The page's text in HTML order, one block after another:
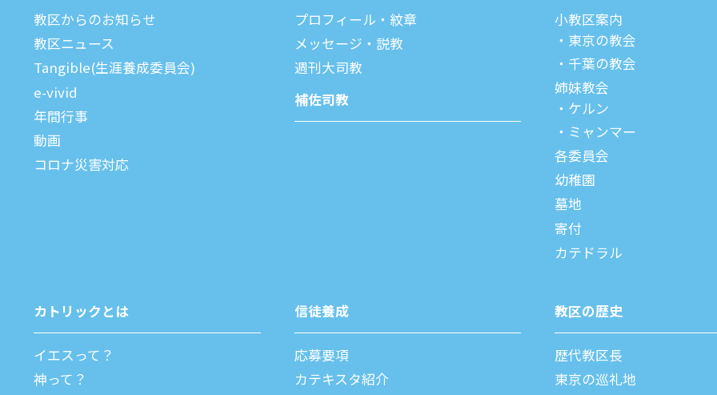
教区からのお知らせ
教区ニュース
Tangible(生涯養成委員会)
e-vivid
年間⾏事
動画
コロナ災害対応
プロフィール・紋章
メッセージ・説教
週刊⼤司教
補佐司教
⼩教区案内
東京の教会
千葉の教会
姉妹教会
ケルン
ミャンマー
各委員会
幼稚園
墓地
寄付
カテドラル
カトリックとは
イエスって？
神って？
信徒養成
応募要項
カテキスタ紹介
教区の歴史
歴代教区⻑
東京の巡礼地